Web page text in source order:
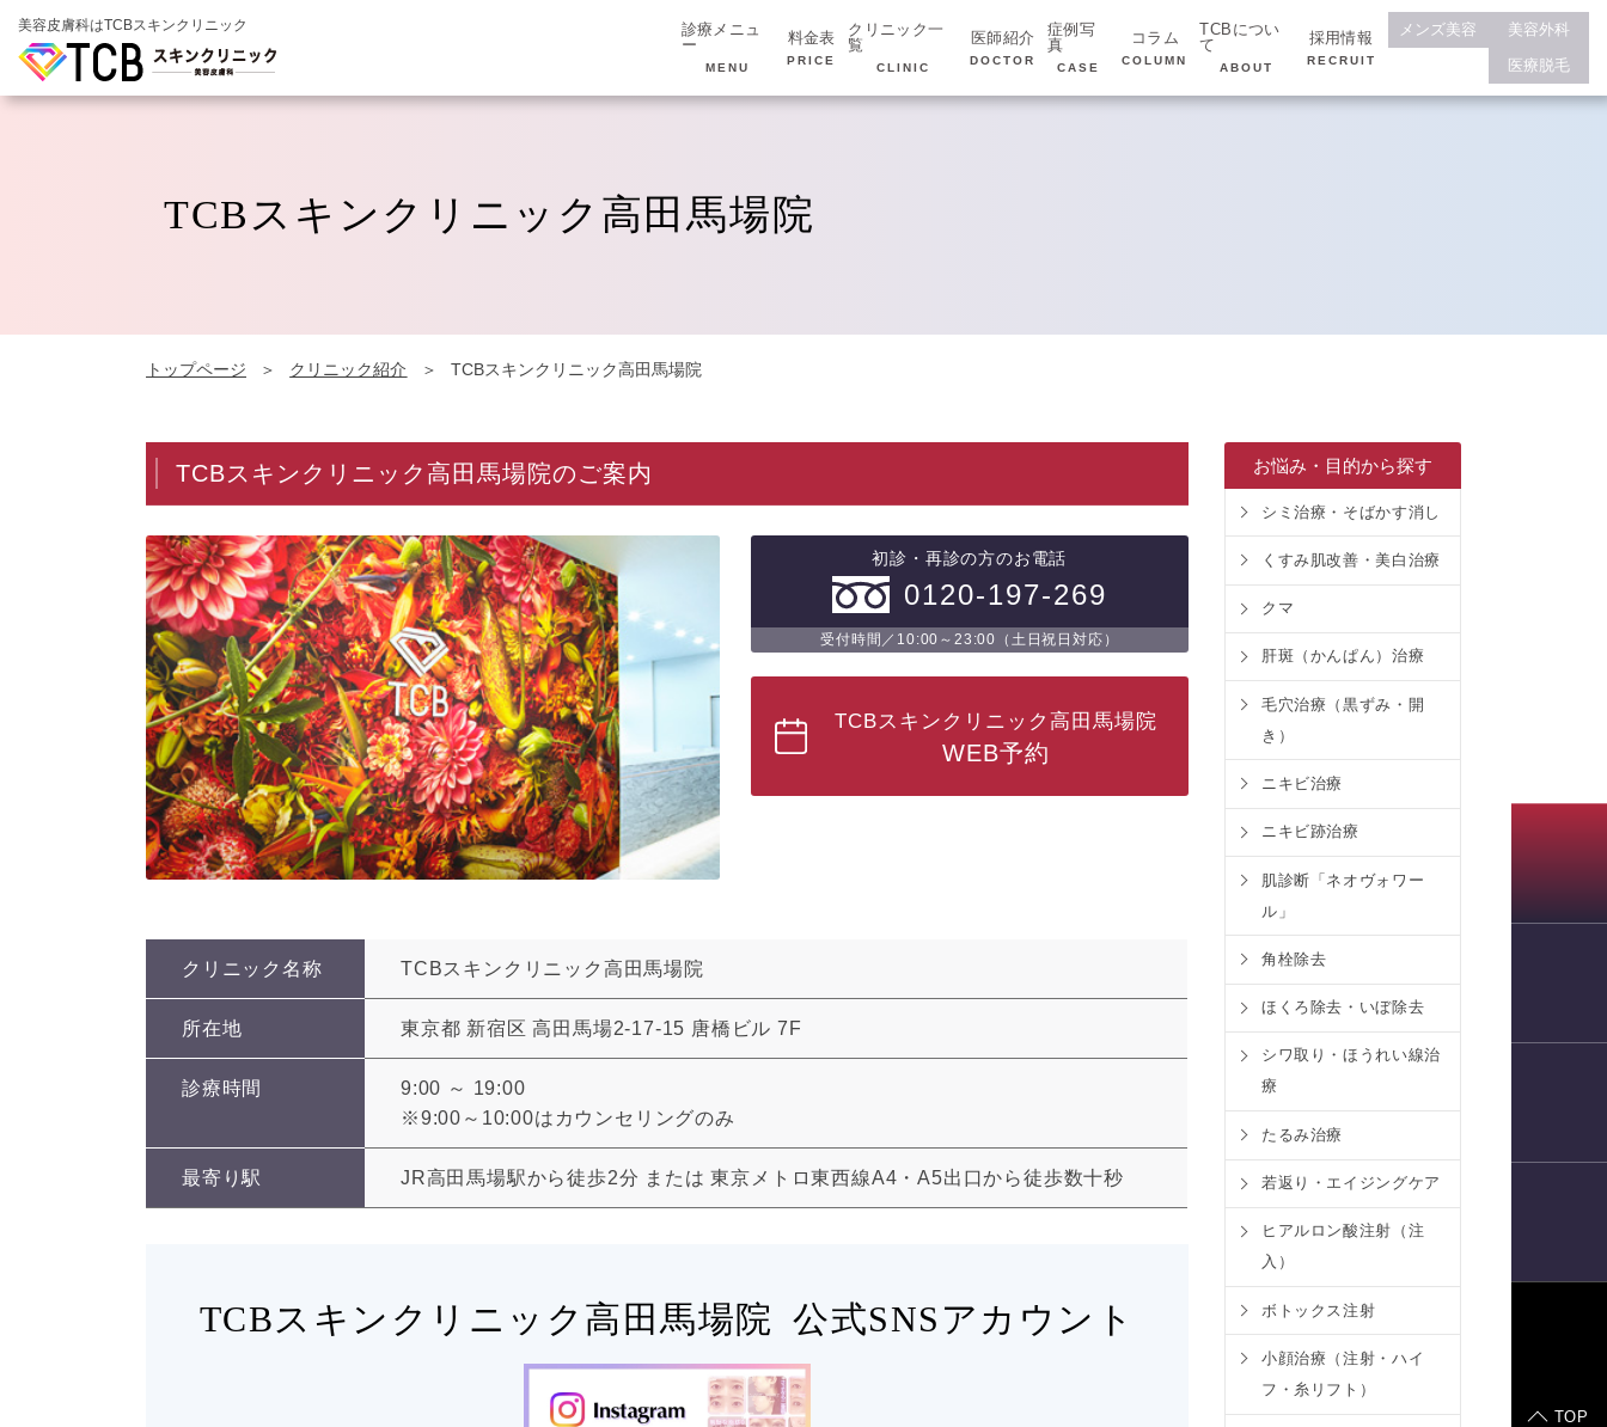
美容皮膚科はTCBスキンクリニック
診療メニュ
ー
MENU
料金表
PRICE
クリニック一
覧
CLINIC
医師紹介
DOCTOR
症例写
真
CASE
コラム
COLUMN
TCBについ
て
ABOUT
採用情報
RECRUIT
メンズ美容
美容外科
医療脱毛
TCBスキンクリニック高田馬場院
トップページ クリニック紹介 TCBスキンクリニック高田馬場院
TCBスキンクリニック高田馬場院のご案内
初診・再診の方のお電話
0120-197-269
受付時間／10:00～23:00（土日祝日対応）
TCBスキンクリニック高田馬場院
WEB予約
クリニック名称 TCBスキンクリニック高田馬場院
所在地 東京都 新宿区 高田馬場2-17-15 唐橋ビル 7F
診療時間
9:00 ～ 19:00
※9:00～10:00はカウンセリングのみ
最寄り駅 JR高田馬場駅から徒歩2分 または東京メトロ東西線A4・A5出口から徒歩数十秒
TCBスキンクリニック 高田馬場院 公式SNSアカウント
お悩み・目的から探す
シミ治療・そばかす消し
くすみ肌改善・美白治療
クマ
肝斑（かんぱん）治療
毛穴治療（黒ずみ・開
き）
ニキビ治療
ニキビ跡治療
肌診断「ネオヴォワー
ル」
角栓除去
ほくろ除去・いぼ除去
シワ取り・ほうれい線治
療
たるみ治療
若返り・エイジングケア
ヒアルロン酸注射（注
入）
ボトックス注射
小顔治療（注射・ハイ
フ・糸リフト）
TOP